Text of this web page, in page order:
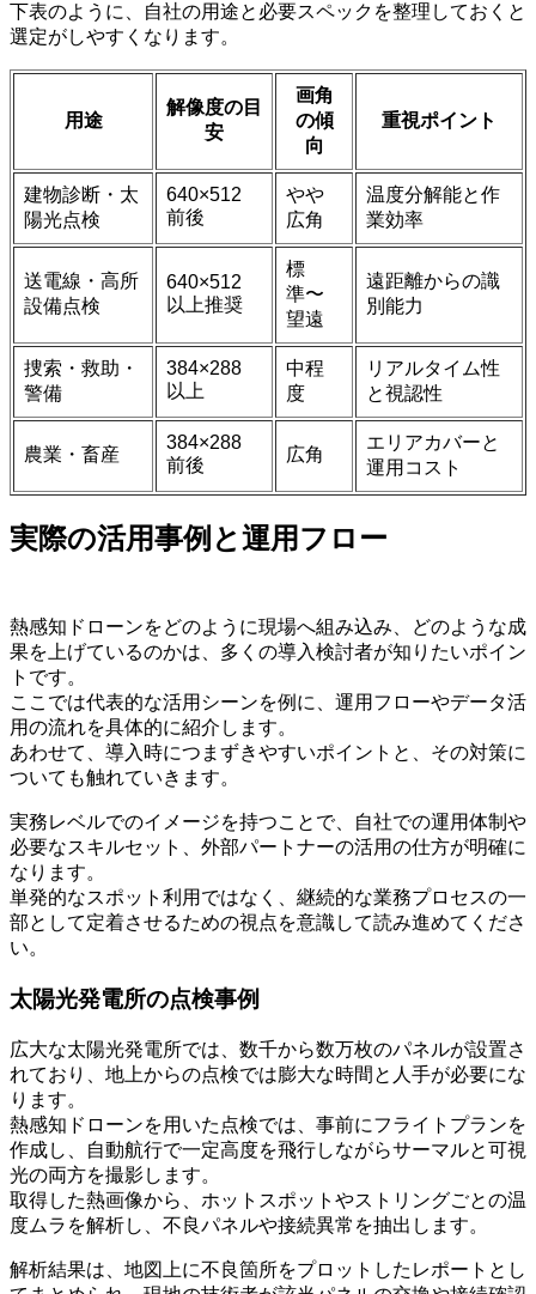
下表のように、自社の用途と必要スペックを整理しておくと
選定がしやすくなります。
用途
解像度の目
安
画角
の傾
向
重視ポイント
建物診断・太
陽光点検
640×512
前後
やや
広角
温度分解能と作
業効率
送電線・高所
設備点検
640×512
以上推奨
標
準〜
望遠
遠距離からの識
別能力
捜索・救助・
警備
384×288
以上
中程
度
リアルタイム性
と視認性
農業・畜産
384×288
前後
広角
エリアカバーと
運用コスト
実際の活用事例と運用フロー
熱感知ドローンをどのように現場へ組み込み、どのような成
果を上げているのかは、多くの導入検討者が知りたいポイン
トです。
ここでは代表的な活用シーンを例に、運用フローやデータ活
用の流れを具体的に紹介します。
あわせて、導入時につまずきやすいポイントと、その対策に
ついても触れていきます。
実務レベルでのイメージを持つことで、自社での運用体制や
必要なスキルセット、外部パートナーの活用の仕方が明確に
なります。
単発的なスポット利用ではなく、継続的な業務プロセスの一
部として定着させるための視点を意識して読み進めてくださ
い。
太陽光発電所の点検事例
広大な太陽光発電所では、数千から数万枚のパネルが設置さ
れており、地上からの点検では膨大な時間と人手が必要にな
ります。
熱感知ドローンを用いた点検では、事前にフライトプランを
作成し、自動航行で一定高度を飛行しながらサーマルと可視
光の両方を撮影します。
取得した熱画像から、ホットスポットやストリングごとの温
度ムラを解析し、不良パネルや接続異常を抽出します。
解析結果は、地図上に不良箇所をプロットしたレポートとし